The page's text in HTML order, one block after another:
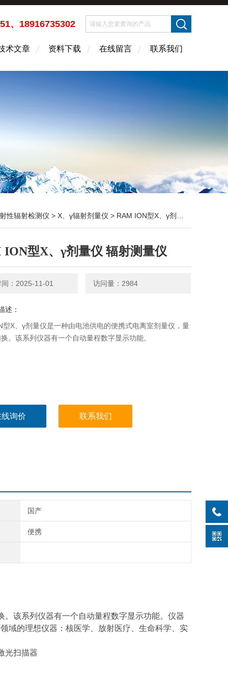
、18916735302
术文章 资料下载 在线留言 联系我们
性辐射检测仪 > X、γ辐射剂量仪 > RAM ION型Χ、γ剂量仪 辐射测量仪
ION型Χ、γ剂量仪 辐射测量仪
：2025-11-01 访问量：2984
述：
型Χ、γ剂量仪是一种由电池供电的便携式电离室剂量仪，量
。该系列仪器有一个自动量程数字显示功能。
询价 联系我们
国产
便携
该系列仪器有一个自动量程数字显示功能。仪器
域的理想仪器：核医学、放射医疗、生命科学、实
光扫描器